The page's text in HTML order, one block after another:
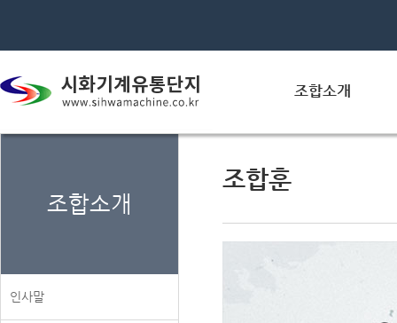
조합소개
조합소개
인사말
조합훈